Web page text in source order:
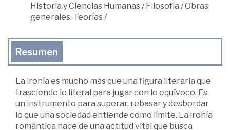
Historia y Ciencias Humanas/Filosofía /Obras
generales. Teorías/
Resumen
La ironía es mucho más que una figura literaria que
trasciende lo literal para jugar con lo equívoco. Es
un instrumento para superar, rebasar y desbordar
lo que una sociedad entiende como límite. La ironía
romántica nace de una actitud vital que busca